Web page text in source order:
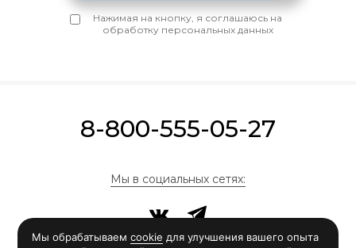
Нажимая на кнопку, я соглашаюсь на
обработку персональных данных
8-800-555-05-27
Мы в социальных сетях: